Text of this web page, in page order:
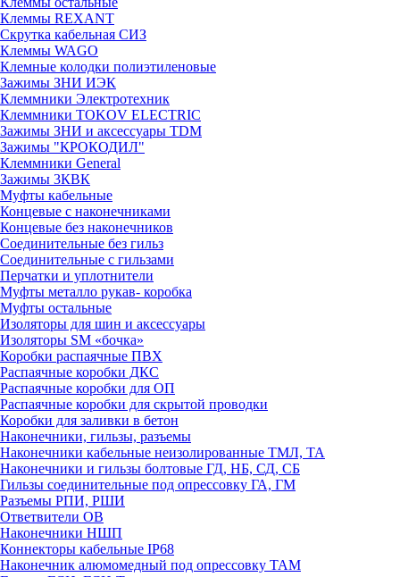
Клеммы REXANT
Скрутка кабельная СИЗ
Клеммы WAGO
Клемные колодки полиэтиленовые
Зажимы ЗНИ ИЭК
Клеммники Электротехник
Клеммники TOKOV ELECTRIC
Зажимы ЗНИ и аксессуары TDM
Зажимы "КРОКОДИЛ"
Клеммники General
Зажимы 3КВК
Муфты кабельные
Концевые с наконечниками
Концевые без наконечников
Соединительные без гильз
Соединительные с гильзами
Перчатки и уплотнители
Муфты металло рукав- коробка
Муфты остальные
Изоляторы для шин и аксессуары
Изоляторы SM «бочка»
Коробки распаячные ПВХ
Распаячные коробки ДКС
Распаячные коробки для ОП
Распаячные коробки для скрытой проводки
Коробки для заливки в бетон
Наконечники, гильзы, разъемы
Наконечники кабельные неизолированные ТМЛ, ТА
Наконечники и гильзы болтовые ГД, НБ, СД, СБ
Гильзы соединительные под опрессовку ГА, ГМ
Разъемы РПИ, РШИ
Ответвители ОВ
Наконечники НШП
Коннекторы кабельные IP68
Наконечник алюмомедный под опрессовку ТАМ